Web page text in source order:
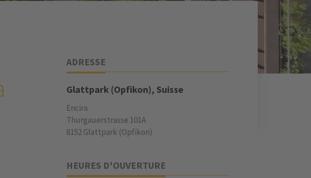
ADRESSE
Glattpark (Opfikon), Suisse
Encira
Thurgauerstrasse 101A
8152 Glattpark (Opfikon)
HEURES D'OUVERTURE